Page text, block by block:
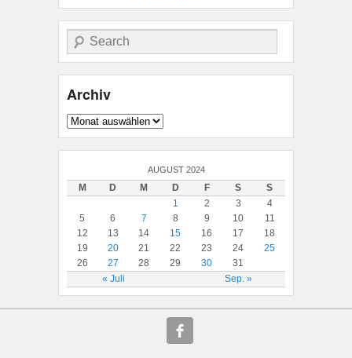
Suche
Archiv
Archiv
AUGUST 2024
M D M D F S S
« Juli Sep. »
1 2 3
4
5
6 7 8 9 10
11
12
13 14 15 16 17
18
19
20 21 22 23 24
25
26
27 28 29 30 31